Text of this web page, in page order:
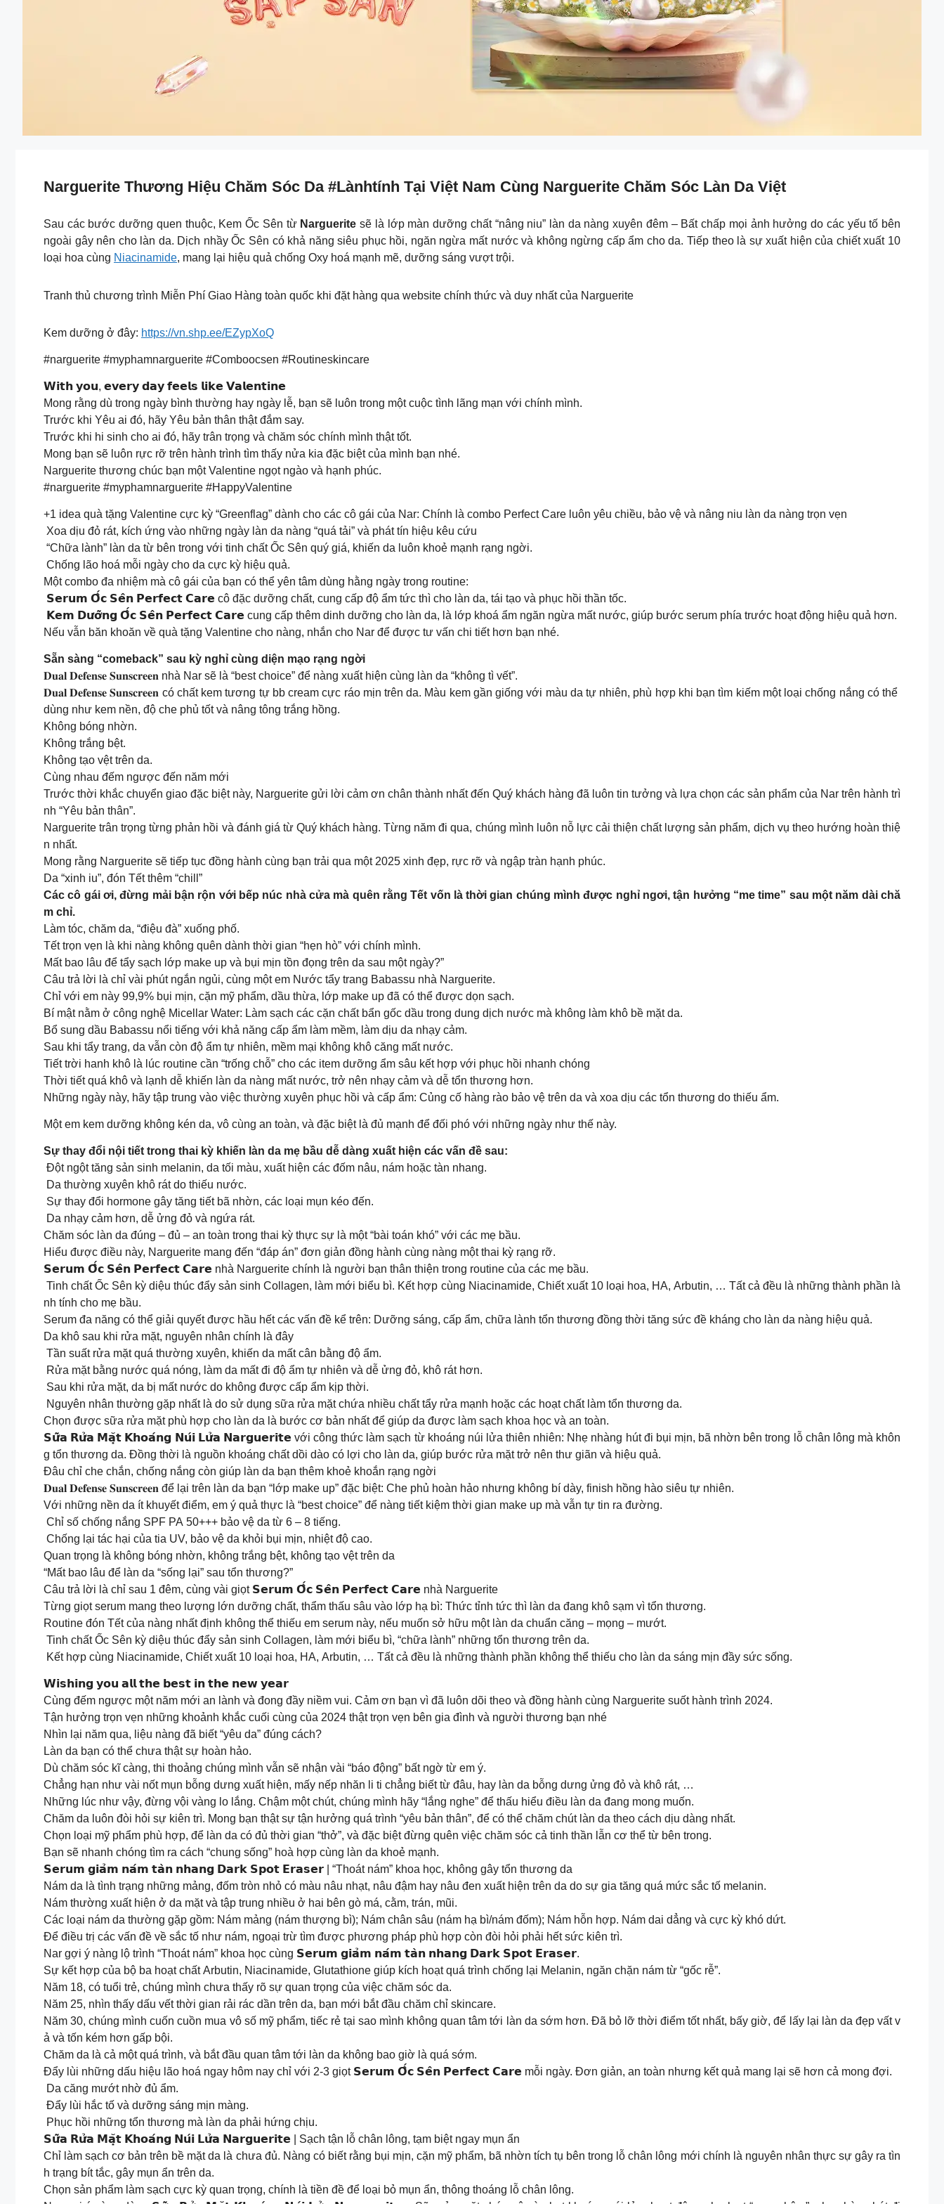
Narguerite Thương Hiệu Chăm Sóc Da #lànhtính Tại Việt Nam Cùng Narguerite Chăm Sóc Làn Da Việt
Sau các bước dưỡng quen thuộc, Kem Ốc Sên từ Narguerite sẽ là lớp màn dưỡng chất “nâng niu” làn da nàng xuyên đêm – Bất chấp mọi ảnh hưởng do các yếu tố bên
ngoài gây nên cho làn da. Dịch nhầy Ốc Sên có khả năng siêu phục hồi, ngăn ngừa mất nước và không ngừng cấp ẩm cho da. Tiếp theo là sự xuất hiện của chiết xuất 10
loại hoa cùng Niacinamide, mang lại hiệu quả chống Oxy hoá mạnh mẽ, dưỡng sáng vượt trội.
Tranh thủ chương trình Miễn Phí Giao Hàng toàn quốc khi đặt hàng qua website chính thức và duy nhất của Narguerite
Kem dưỡng ở đây: https://vn.shp.ee/EZypXoQ
#narguerite #myphamnarguerite #Comboocsen #Routineskincare
𝗪𝗶𝘁𝗵 𝘆𝗼𝘂, 𝗲𝘃𝗲𝗿𝘆 𝗱𝗮𝘆 𝗳𝗲𝗲𝗹𝘀 𝗹𝗶𝗸𝗲 𝗩𝗮𝗹𝗲𝗻𝘁𝗶𝗻𝗲
Mong rằng dù trong ngày bình thường hay ngày lễ, bạn sẽ luôn trong một cuộc tình lãng mạn với chính mình.
Trước khi Yêu ai đó, hãy Yêu bản thân thật đắm say.
Trước khi hi sinh cho ai đó, hãy trân trọng và chăm sóc chính mình thật tốt.
Mong bạn sẽ luôn rực rỡ trên hành trình tìm thấy nửa kia đặc biệt của mình bạn nhé.
Narguerite thương chúc bạn một Valentine ngọt ngào và hạnh phúc.
#narguerite #myphamnarguerite #HappyValentine
+1 idea quà tặng Valentine cực kỳ “Greenflag” dành cho các cô gái của Nar: Chính là combo Perfect Care luôn yêu chiều, bảo vệ và nâng niu làn da nàng trọn vẹn
Xoa dịu đỏ rát, kích ứng vào những ngày làn da nàng “quá tải” và phát tín hiệu kêu cứu
“Chữa lành” làn da từ bên trong với tinh chất Ốc Sên quý giá, khiến da luôn khoẻ mạnh rạng ngời.
Chống lão hoá mỗi ngày cho da cực kỳ hiệu quả.
Một combo đa nhiệm mà cô gái của bạn có thể yên tâm dùng hằng ngày trong routine:
𝗦𝗲𝗿𝘂𝗺 𝗢̂́𝗰 𝗦𝗲̂𝗻 𝗣𝗲𝗿𝗳𝗲𝗰𝘁 𝗖𝗮𝗿𝗲 cô đặc dưỡng chất, cung cấp độ ẩm tức thì cho làn da, tái tạo và phục hồi thần tốc.
𝗞𝗲𝗺 𝗗𝘂̛𝗼̛̃𝗻𝗴 𝗢̂́𝗰 𝗦𝗲̂𝗻 𝗣𝗲𝗿𝗳𝗲𝗰𝘁 𝗖𝗮𝗿𝗲 cung cấp thêm dinh dưỡng cho làn da, là lớp khoá ẩm ngăn ngừa mất nước, giúp bước serum phía trước hoạt động hiệu quả hơn.
Nếu vẫn băn khoăn về quà tặng Valentine cho nàng, nhắn cho Nar để được tư vấn chi tiết hơn bạn nhé.
Sẵn sàng “comeback” sau kỳ nghỉ cùng diện mạo rạng ngời
𝐃𝐮𝐚𝐥 𝐃𝐞𝐟𝐞𝐧𝐬𝐞 𝐒𝐮𝐧𝐬𝐜𝐫𝐞𝐞𝐧 nhà Nar sẽ là “best choice” để nàng xuất hiện cùng làn da “không tì vết”.
𝐃𝐮𝐚𝐥 𝐃𝐞𝐟𝐞𝐧𝐬𝐞 𝐒𝐮𝐧𝐬𝐜𝐫𝐞𝐞𝐧 có chất kem tương tự bb cream cực ráo mịn trên da. Màu kem gần giống với màu da tự nhiên, phù hợp khi bạn tìm kiếm một loại chống nắng có thể
dùng như kem nền, độ che phủ tốt và nâng tông trắng hồng.
Không bóng nhờn.
Không trắng bệt.
Không tạo vệt trên da.
Cùng nhau đếm ngược đến năm mới
Trước thời khắc chuyển giao đặc biệt này, Narguerite gửi lời cảm ơn chân thành nhất đến Quý khách hàng đã luôn tin tưởng và lựa chọn các sản phẩm của Nar trên hành trì
nh “Yêu bản thân”.
Narguerite trân trọng từng phản hồi và đánh giá từ Quý khách hàng. Từng năm đi qua, chúng mình luôn nỗ lực cải thiện chất lượng sản phẩm, dịch vụ theo hướng hoàn thiệ
n nhất.
Mong rằng Narguerite sẽ tiếp tục đồng hành cùng bạn trải qua một 2025 xinh đẹp, rực rỡ và ngập tràn hạnh phúc.
Da “xinh iu”, đón Tết thêm “chill”
Các cô gái ơi, đừng mải bận rộn với bếp núc nhà cửa mà quên rằng Tết vốn là thời gian chúng mình được nghỉ ngơi, tận hưởng “me time” sau một năm dài chă
m chỉ.
Làm tóc, chăm da, “điệu đà” xuống phố.
Tết trọn vẹn là khi nàng không quên dành thời gian “hẹn hò” với chính mình.
Mất bao lâu để tẩy sạch lớp make up và bụi mịn tồn đọng trên da sau một ngày?”
Câu trả lời là chỉ vài phút ngắn ngủi, cùng một em Nước tẩy trang Babassu nhà Narguerite.
Chỉ với em này 99,9% bụi mịn, cặn mỹ phẩm, dầu thừa, lớp make up đã có thể được dọn sạch.
Bí mật nằm ở công nghệ Micellar Water: Làm sạch các cặn chất bẩn gốc dầu trong dung dịch nước mà không làm khô bề mặt da.
Bổ sung dầu Babassu nổi tiếng với khả năng cấp ẩm làm mềm, làm dịu da nhạy cảm.
Sau khi tẩy trang, da vẫn còn độ ẩm tự nhiên, mềm mại không khô căng mất nước.
Tiết trời hanh khô là lúc routine cần “trống chỗ” cho các item dưỡng ẩm sâu kết hợp với phục hồi nhanh chóng
Thời tiết quá khô và lạnh dễ khiến làn da nàng mất nước, trở nên nhạy cảm và dễ tổn thương hơn.
Những ngày này, hãy tập trung vào việc thường xuyên phục hồi và cấp ẩm: Củng cố hàng rào bảo vệ trên da và xoa dịu các tổn thương do thiếu ẩm.
Một em kem dưỡng không kén da, vô cùng an toàn, và đặc biệt là đủ mạnh để đối phó với những ngày như thế này.
Sự thay đổi nội tiết trong thai kỳ khiến làn da mẹ bầu dễ dàng xuất hiện các vấn đề sau:
Đột ngột tăng sản sinh melanin, da tối màu, xuất hiện các đốm nâu, nám hoặc tàn nhang.
Da thường xuyên khô rát do thiếu nước.
Sự thay đổi hormone gây tăng tiết bã nhờn, các loại mụn kéo đến.
Da nhạy cảm hơn, dễ ửng đỏ và ngứa rát.
Chăm sóc làn da đúng – đủ – an toàn trong thai kỳ thực sự là một “bài toán khó” với các mẹ bầu.
Hiểu được điều này, Narguerite mang đến “đáp án” đơn giản đồng hành cùng nàng một thai kỳ rạng rỡ.
𝗦𝗲𝗿𝘂𝗺 𝗢̂́𝗰 𝗦𝗲̂𝗻 𝗣𝗲𝗿𝗳𝗲𝗰𝘁 𝗖𝗮𝗿𝗲 nhà Narguerite chính là người bạn thân thiện trong routine của các mẹ bầu.
Tinh chất Ốc Sên kỳ diệu thúc đẩy sản sinh Collagen, làm mới biểu bì. Kết hợp cùng Niacinamide, Chiết xuất 10 loại hoa, HA, Arbutin, … Tất cả đều là những thành phần là
nh tính cho mẹ bầu.
Serum đa năng có thể giải quyết được hầu hết các vấn đề kể trên: Dưỡng sáng, cấp ẩm, chữa lành tổn thương đồng thời tăng sức đề kháng cho làn da nàng hiệu quả.
Da khô sau khi rửa mặt, nguyên nhân chính là đây
Tần suất rửa mặt quá thường xuyên, khiến da mất cân bằng độ ẩm.
Rửa mặt bằng nước quá nóng, làm da mất đi độ ẩm tự nhiên và dễ ửng đỏ, khô rát hơn.
Sau khi rửa mặt, da bị mất nước do không được cấp ẩm kịp thời.
Nguyên nhân thường gặp nhất là do sử dụng sữa rửa mặt chứa nhiều chất tẩy rửa mạnh hoặc các hoạt chất làm tổn thương da.
Chọn được sữa rửa mặt phù hợp cho làn da là bước cơ bản nhất để giúp da được làm sạch khoa học và an toàn.
𝗦𝘂̛̃𝗮 𝗥𝘂̛̉𝗮 𝗠𝗮̣̆𝘁 𝗞𝗵𝗼𝗮́𝗻𝗴 𝗡𝘂́𝗶 𝗟𝘂̛̉𝗮 𝗡𝗮𝗿𝗴𝘂𝗲𝗿𝗶𝘁𝗲 với công thức làm sạch từ khoáng núi lửa thiên nhiên: Nhẹ nhàng hút đi bụi mịn, bã nhờn bên trong lỗ chân lông mà khôn
g tổn thương da. Đồng thời là nguồn khoáng chất dồi dào có lợi cho làn da, giúp bước rửa mặt trở nên thư giãn và hiệu quả.
Đâu chỉ che chắn, chống nắng còn giúp làn da bạn thêm khoẻ khoắn rạng ngời
𝐃𝐮𝐚𝐥 𝐃𝐞𝐟𝐞𝐧𝐬𝐞 𝐒𝐮𝐧𝐬𝐜𝐫𝐞𝐞𝐧 để lại trên làn da bạn “lớp make up” đặc biệt: Che phủ hoàn hảo nhưng không bí dày, finish hồng hào siêu tự nhiên.
Với những nền da ít khuyết điểm, em ý quả thực là “best choice” để nàng tiết kiệm thời gian make up mà vẫn tự tin ra đường.
Chỉ số chống nắng SPF PA 50+++ bảo vệ da từ 6 – 8 tiếng.
Chống lại tác hại của tia UV, bảo vệ da khỏi bụi mịn, nhiệt độ cao.
Quan trọng là không bóng nhờn, không trắng bệt, không tạo vệt trên da
“Mất bao lâu để làn da “sống lại” sau tổn thương?”
Câu trả lời là chỉ sau 1 đêm, cùng vài giọt 𝗦𝗲𝗿𝘂𝗺 𝗢̂́𝗰 𝗦𝗲̂𝗻 𝗣𝗲𝗿𝗳𝗲𝗰𝘁 𝗖𝗮𝗿𝗲 nhà Narguerite
Từng giọt serum mang theo lượng lớn dưỡng chất, thẩm thấu sâu vào lớp hạ bì: Thức tỉnh tức thì làn da đang khô sạm vì tổn thương.
Routine đón Tết của nàng nhất định không thể thiếu em serum này, nếu muốn sở hữu một làn da chuẩn căng – mọng – mướt.
Tinh chất Ốc Sên kỳ diệu thúc đẩy sản sinh Collagen, làm mới biểu bì, “chữa lành” những tổn thương trên da.
Kết hợp cùng Niacinamide, Chiết xuất 10 loại hoa, HA, Arbutin, … Tất cả đều là những thành phần không thể thiếu cho làn da sáng mịn đầy sức sống.
𝗪𝗶𝘀𝗵𝗶𝗻𝗴 𝘆𝗼𝘂 𝗮𝗹𝗹 𝘁𝗵𝗲 𝗯𝗲𝘀𝘁 𝗶𝗻 𝘁𝗵𝗲 𝗻𝗲𝘄 𝘆𝗲𝗮𝗿
Cùng đếm ngược một năm mới an lành và đong đầy niềm vui. Cảm ơn bạn vì đã luôn dõi theo và đồng hành cùng Narguerite suốt hành trình 2024.
Tận hưởng trọn vẹn những khoảnh khắc cuối cùng của 2024 thật trọn vẹn bên gia đình và người thương bạn nhé
Nhìn lại năm qua, liệu nàng đã biết “yêu da” đúng cách?
Làn da bạn có thể chưa thật sự hoàn hảo.
Dù chăm sóc kĩ càng, thi thoảng chúng mình vẫn sẽ nhận vài “báo động” bất ngờ từ em ý.
Chẳng hạn như vài nốt mụn bỗng dưng xuất hiện, mấy nếp nhăn li ti chẳng biết từ đâu, hay làn da bỗng dưng ửng đỏ và khô rát, …
Những lúc như vậy, đừng vội vàng lo lắng. Chậm một chút, chúng mình hãy “lắng nghe” để thấu hiểu điều làn da đang mong muốn.
Chăm da luôn đòi hỏi sự kiên trì. Mong bạn thật sự tận hưởng quá trình “yêu bản thân”, để có thể chăm chút làn da theo cách dịu dàng nhất.
Chọn loại mỹ phẩm phù hợp, để làn da có đủ thời gian “thở”, và đặc biệt đừng quên việc chăm sóc cả tinh thần lẫn cơ thể từ bên trong.
Bạn sẽ nhanh chóng tìm ra cách “chung sống” hoà hợp cùng làn da khoẻ mạnh.
𝗦𝗲𝗿𝘂𝗺 𝗴𝗶𝗮̉𝗺 𝗻𝗮́𝗺 𝘁𝗮̀𝗻 𝗻𝗵𝗮𝗻𝗴 𝗗𝗮𝗿𝗸 𝗦𝗽𝗼𝘁 𝗘𝗿𝗮𝘀𝗲𝗿 | “Thoát nám” khoa học, không gây tổn thương da
Nám da là tình trạng những mảng, đốm tròn nhỏ có màu nâu nhạt, nâu đậm hay nâu đen xuất hiện trên da do sự gia tăng quá mức sắc tố melanin.
Nám thường xuất hiện ở da mặt và tập trung nhiều ở hai bên gò má, cằm, trán, mũi.
Các loại nám da thường gặp gồm: Nám mảng (nám thượng bì); Nám chân sâu (nám hạ bì/nám đốm); Nám hỗn hợp. Nám dai dẳng và cực kỳ khó dứt.
Để điều trị các vấn đề về sắc tố như nám, ngoại trừ tìm được phương pháp phù hợp còn đòi hỏi phải hết sức kiên trì.
Nar gợi ý nàng lộ trình “Thoát nám” khoa học cùng 𝗦𝗲𝗿𝘂𝗺 𝗴𝗶𝗮̉𝗺 𝗻𝗮́𝗺 𝘁𝗮̀𝗻 𝗻𝗵𝗮𝗻𝗴 𝗗𝗮𝗿𝗸 𝗦𝗽𝗼𝘁 𝗘𝗿𝗮𝘀𝗲𝗿.
Sự kết hợp của bộ ba hoạt chất Arbutin, Niacinamide, Glutathione giúp kích hoạt quá trình chống lại Melanin, ngăn chặn nám từ “gốc rễ”.
Năm 18, có tuổi trẻ, chúng mình chưa thấy rõ sự quan trọng của việc chăm sóc da.
Năm 25, nhìn thấy dấu vết thời gian rải rác dần trên da, bạn mới bắt đầu chăm chỉ skincare.
Năm 30, chúng mình cuốn cuồn mua vô số mỹ phẩm, tiếc rẻ tại sao mình không quan tâm tới làn da sớm hơn. Đã bỏ lỡ thời điểm tốt nhất, bấy giờ, để lấy lại làn da đẹp vất v
ả và tốn kém hơn gấp bội.
Chăm da là cả một quá trình, và bắt đầu quan tâm tới làn da không bao giờ là quá sớm.
Đẩy lùi những dấu hiệu lão hoá ngay hôm nay chỉ với 2-3 giọt 𝗦𝗲𝗿𝘂𝗺 𝗢̂́𝗰 𝗦𝗲̂𝗻 𝗣𝗲𝗿𝗳𝗲𝗰𝘁 𝗖𝗮𝗿𝗲 mỗi ngày. Đơn giản, an toàn nhưng kết quả mang lại sẽ hơn cả mong đợi.
Da căng mướt nhờ đủ ẩm.
Đẩy lùi hắc tố và dưỡng sáng mịn màng.
Phục hồi những tổn thương mà làn da phải hứng chịu.
𝗦𝘂̛̃𝗮 𝗥𝘂̛̉𝗮 𝗠𝗮̣̆𝘁 𝗞𝗵𝗼𝗮́𝗻𝗴 𝗡𝘂́𝗶 𝗟𝘂̛̉𝗮 𝗡𝗮𝗿𝗴𝘂𝗲𝗿𝗶𝘁𝗲 | Sạch tận lỗ chân lông, tạm biệt ngay mụn ẩn
Chỉ làm sạch cơ bản trên bề mặt da là chưa đủ. Nàng có biết rằng bụi mịn, cặn mỹ phẩm, bã nhờn tích tụ bên trong lỗ chân lông mới chính là nguyên nhân thực sự gây ra tìn
h trạng bít tắc, gây mụn ẩn trên da.
Chọn sản phẩm làm sạch cực kỳ quan trọng, chính là tiền đề để loại bỏ mụn ẩn, thông thoáng lỗ chân lông.